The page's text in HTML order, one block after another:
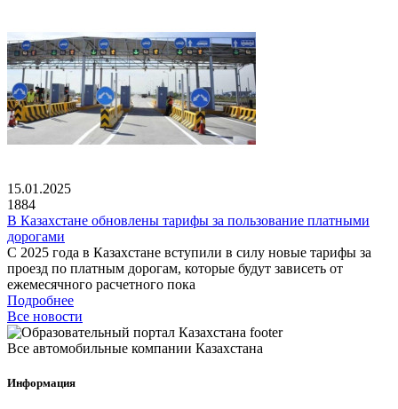
15.01.2025
1884
В Казахстане обновлены тарифы за пользование платными
дорогами
С 2025 года в Казахстане вступили в силу новые тарифы за
проезд по платным дорогам, которые будут зависеть от
ежемесячного расчетного пока
Подробнее
Все новости
Все автомобильные компании Казахстана
Информация